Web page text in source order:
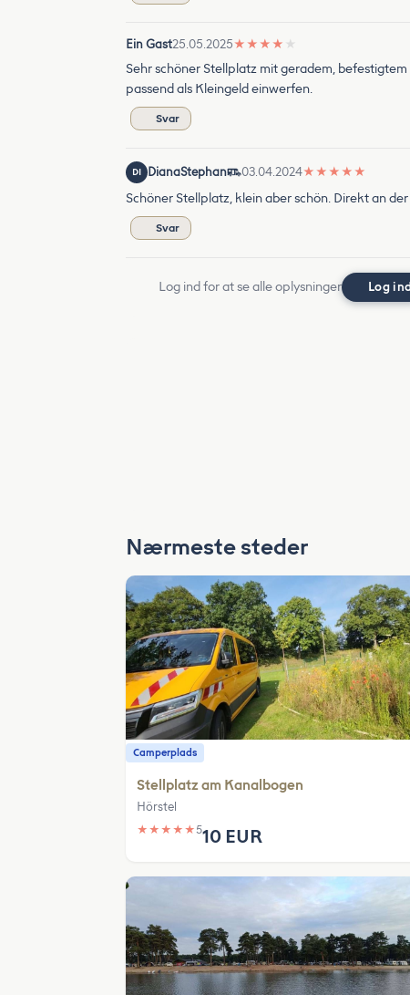
Ein Gast25.05.2025★ ★ ★ ★ ★
Sehr schöner Stellplatz mit geradem,
passend als Kleingeld einwerfen.
Svar
DI DianaStephan 03.04.2024★ ★ ★ ★ ★
Schöner Stellplatz, klein aber schön. Direkt an
Svar
Log ind for at se alle oplysninger Log ind
Nærmeste steder
Camperplads
Stellplatz am Kanalbogen
Hörstel
★ ★ ★ ★ ★510 EUR